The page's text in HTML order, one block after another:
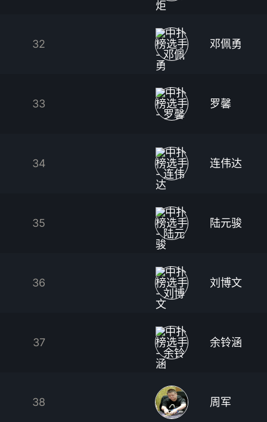
32 邓佩勇
33 罗馨
34 连伟达
35 陆元骏
36 刘博文
37 余铃涵
38 周军